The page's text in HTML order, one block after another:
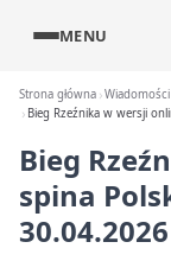
MENU
Strona główna Wiadomości
Bieg Rzeźnika w wersji
Bieg
spina
30.04.2026